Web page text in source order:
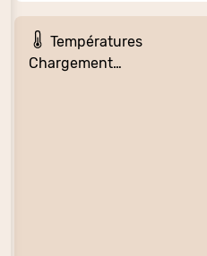
Températures
Chargement…